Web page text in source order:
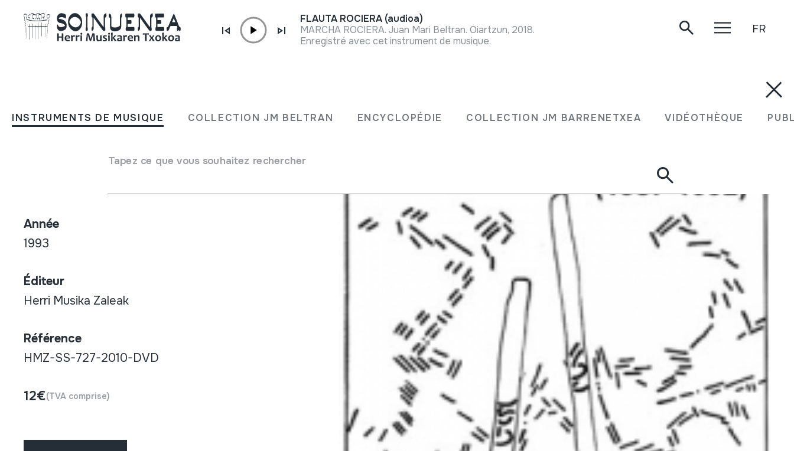
INSTRUMENTS DE MUSIQUE COLLECTION JM BELTRAN ENCYCLOPÉDIE COLLECTION JM BARRENETXEA VIDÉOTHÈQUE
Tapez ce que vous souhaitez rechercher
FLAUTA ROCIERA (audioa)
MARCHA ROCIERA. Juan Mari Beltran. Oiartzun, 2018.
Enregistré avec cet instrument de musique.
FR
Txalaparta festa sei urtetan
Auteur / Interpréte
Année
1993
Éditeur
Herri Musika Zaleak
Référence
HMZ-SS-727-2010-DVD
12€(TVA comprise)